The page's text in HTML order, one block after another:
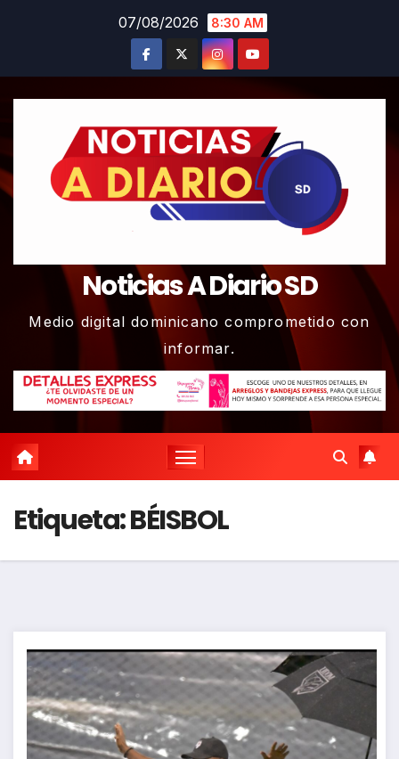
07/08/2026 8:30 AM
Noticias A Diario SD
Medio digital dominicano comprometido con
informar.
Etiqueta:BÉISBOL